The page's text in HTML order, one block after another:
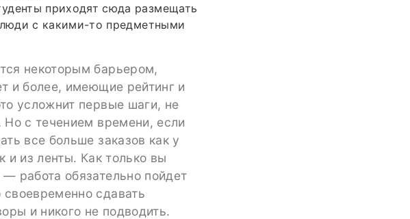
приходят сюда размещать
люди с какими-то предметными
некоторым барьером,
и более, имеющие рейтинг и
усложнит первые шаги, не
Но с течением времени, если
все больше заказов как у
и из ленты. Как только вы
работа обязательно пойдет
сдавать
и никого не подводить.